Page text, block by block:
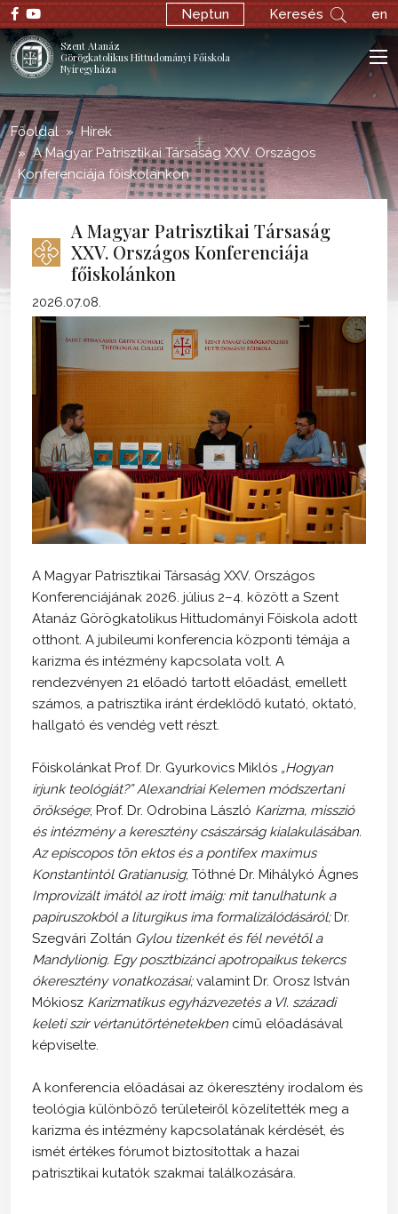
; Neptun Keresés en
Szent Atanáz
Görögkatolikus Hittudományi Főiskola
Nyíregyháza
Főoldal
Hírek
A Magyar Patrisztikai Társaság XXV. Országos
Konferenciája főiskolánkon
A Magyar Patrisztikai Társaság
XXV. Országos Konferenciája
főiskolánkon
2026.07.08.
A Magyar Patrisztikai Társaság XXV. Országos
Konferenciájának 2026. július 2–4. között a Szent
Atanáz Görögkatolikus Hittudományi Főiskola adott
otthont. A jubileumi konferencia központi témája a
karizma és intézmény kapcsolata volt. A
rendezvényen 21 előadó tartott előadást, emellett
számos, a patrisztika iránt érdeklődő kutató, oktató,
hallgató és vendég vett részt.
Főiskolánkat Prof. Dr. Gyurkovics Miklós „Hogyan
írjunk teológiát?” Alexandriai Kelemen módszertani
öröksége; Prof. Dr. Odrobina László Karizma, misszió
és intézmény a keresztény császárság kialakulásában.
Az episcopos tōn ektos és a pontifex maximus
Konstantintól Gratianusig; Tóthné Dr. Mihálykó Ágnes
Improvizált imától az írott imáig: mit tanulhatunk a
papiruszokból a liturgikus ima formalizálódásáról;Dr.
Szegvári Zoltán Gylou tizenkét és fél nevétől a
Mandylionig. Egy posztbizánci apotropaikus tekercs
ókeresztény vonatkozásai;valamint Dr. Orosz István
Mókiosz Karizmatikus egyházvezetés a VI. századi
keleti szír vértanútörténetekben című előadásával
képviselte.
A konferencia előadásai az ókeresztény irodalom és
teológia különböző területeiről közelítették meg a
karizma és intézmény kapcsolatának kérdését, és
ismét értékes fórumot biztosítottak a hazai
patrisztikai kutatók szakmai találkozására.